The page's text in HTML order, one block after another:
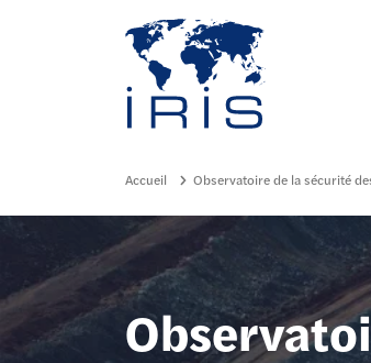
Aller au contenu principal
Accueil Observatoire de la sécurité